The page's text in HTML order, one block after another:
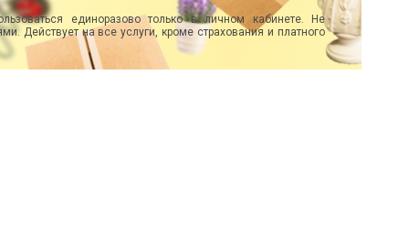
единоразово только в личном кабинете. Не
Действует на все услуги, кроме страхования и платного